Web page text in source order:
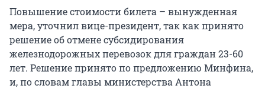
Повышение стоимости билета – вынужденная
мера, уточнил вице-президент, так как принято
решение об отмене субсидирования
железнодорожных перевозок для граждан 23-60
лет. Решение принято по предложению Минфина,
и, по словам главы министерства Антона